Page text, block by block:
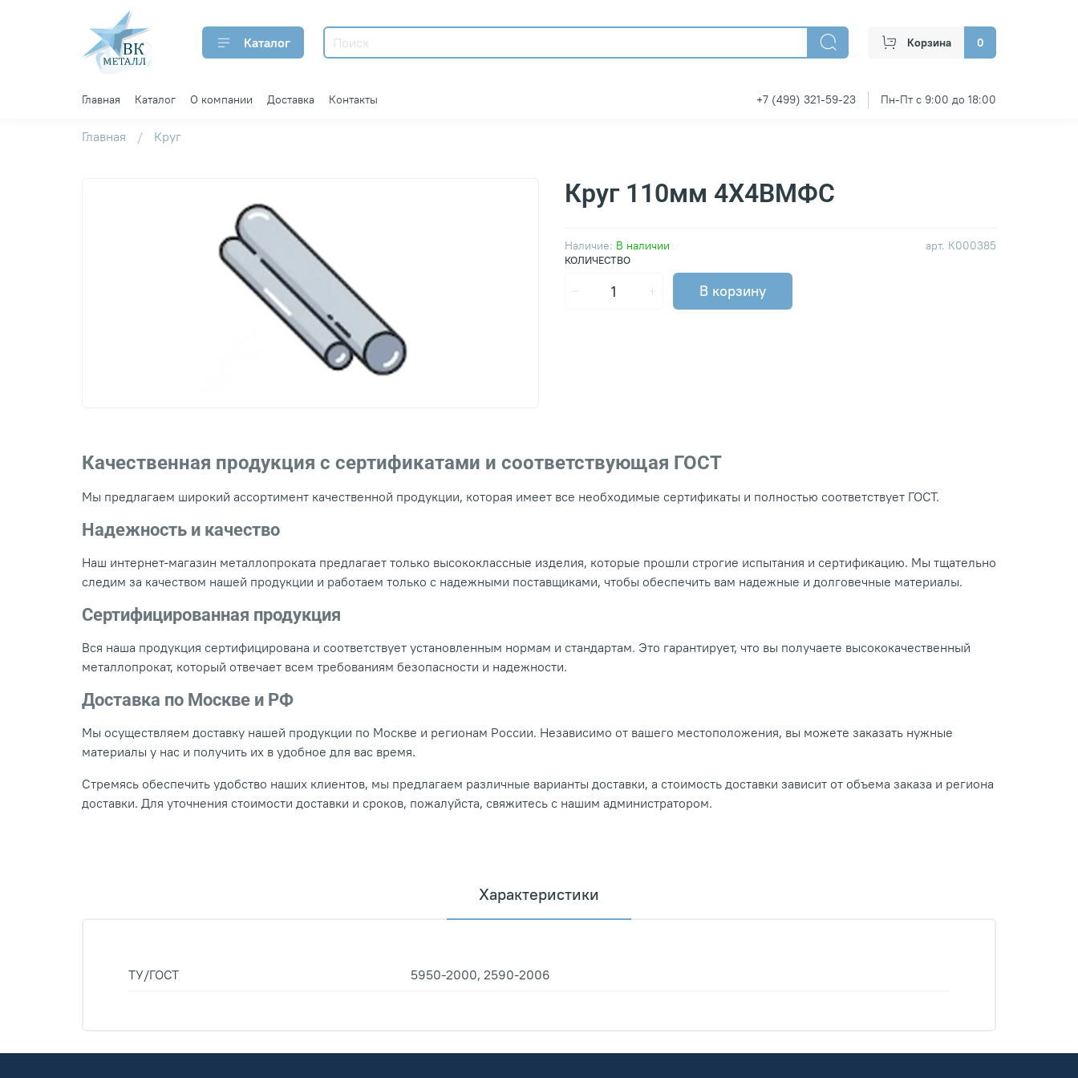
Каталог Корзина 0
Главная Каталог О компании Доставка Контакты +7 (499) 321-59-23 Пн-Пт с 9:00 до 18:00
Главная Круг
арт. К000385
Наличие: В наличии
Круг 110мм 4Х4ВМФС
КОЛИЧЕСТВО
В корзину
Качественная продукция с сертификатами и соответствующая ГОСТ
Мы предлагаем широкий ассортимент качественной продукции, которая имеет все необходимые сертификаты и полностью соответствует ГОСТ.
Надежность и качество
Наш интернет-магазин металлопроката предлагает только высококлассные изделия, которые прошли строгие испытания и сертификацию. Мы тщательно
следим за качеством нашей продукции и работаем только с надежными поставщиками, чтобы обеспечить вам надежные и долговечные материалы.
Сертифицированная продукция
Вся наша продукция сертифицирована и соответствует установленным нормам и стандартам. Это гарантирует, что вы получаете высококачественный
металлопрокат, который отвечает всем требованиям безопасности и надежности.
Доставка по Москве и РФ
Мы осуществляем доставку нашей продукции по Москве и регионам России. Независимо от вашего местоположения, вы можете заказать нужные
материалы у нас и получить их в удобное для вас время.
Стремясь обеспечить удобство наших клиентов, мы предлагаем различные варианты доставки, а стоимость доставки зависит от объема заказа и региона
доставки. Для уточнения стоимости доставки и сроков, пожалуйста, свяжитесь с нашим администратором.
Характеристики
ТУ/ГОСТ 5950-2000, 2590-2006